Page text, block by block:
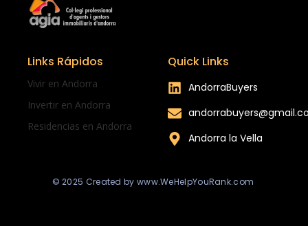
Links Rápidos
Vivir en Andorra
Invertir en Andorra
Residencias en Andorra
Quick Links
AndorraBuyers
Andorra la Vella
© 2025 Created by www.WeHelpYouRank.com